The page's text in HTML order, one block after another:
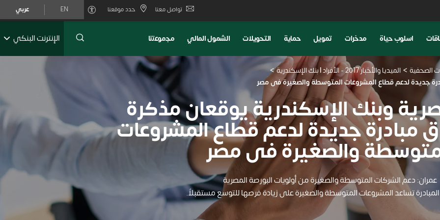
تواصل معنا حدد موقعنا EN عربي
اسلوب حياة مدخرات تمويل حماية التحويلات الشمول المالي ﻣﺟﻣوﻋﺗﻧﺎ الإنترنت البنكي
الصحفية
الميديا والأخبار 2017 - الأفراد | بنك الإسكندرية
جديدة لدعم قطاع المشروعات المتوسطة والصغيرة فى مصر
وبنك الإسكندرية يوقعان مذكرة
مبادرة جديدة لدعم قطاع المشروعات
والصغيرة فى مصر
عمران: دعم الشركات المتوسطة والصغيرة من أولويات البورصة المصرية
تساعد المشروعات المتوسطة والصغيرة على زيادة فرصها للتوسع مستقبلاً.